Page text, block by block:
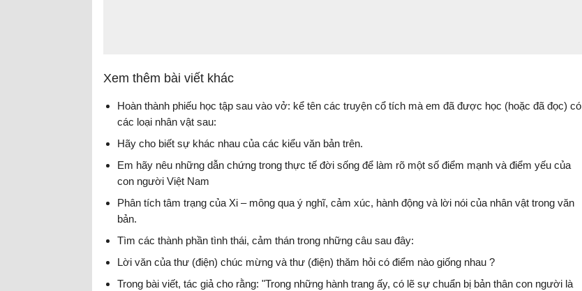
Xem thêm bài viết khác
Hoàn thành phiếu học tập sau vào vở: kể tên các truyện cổ tích mà em đã được học (hoặc đã đọc) có
các loại nhân vật sau:
Hãy cho biết sự khác nhau của các kiểu văn bản trên.
Em hãy nêu những dẫn chứng trong thực tế đời sống để làm rõ một số điểm mạnh và điểm yếu của
con người Việt Nam
Phân tích tâm trạng của Xi – mông qua ý nghĩ, cảm xúc, hành động và lời nói của nhân vật trong văn
bản.
Tìm các thành phần tình thái, cảm thán trong những câu sau đây:
Lời văn của thư (điện) chúc mừng và thư (điện) thăm hỏi có điểm nào giống nhau ?
Trong bài viết, tác giả cho rằng: "Trong những hành trang ấy, có lẽ sự chuẩn bị bản thân con người là